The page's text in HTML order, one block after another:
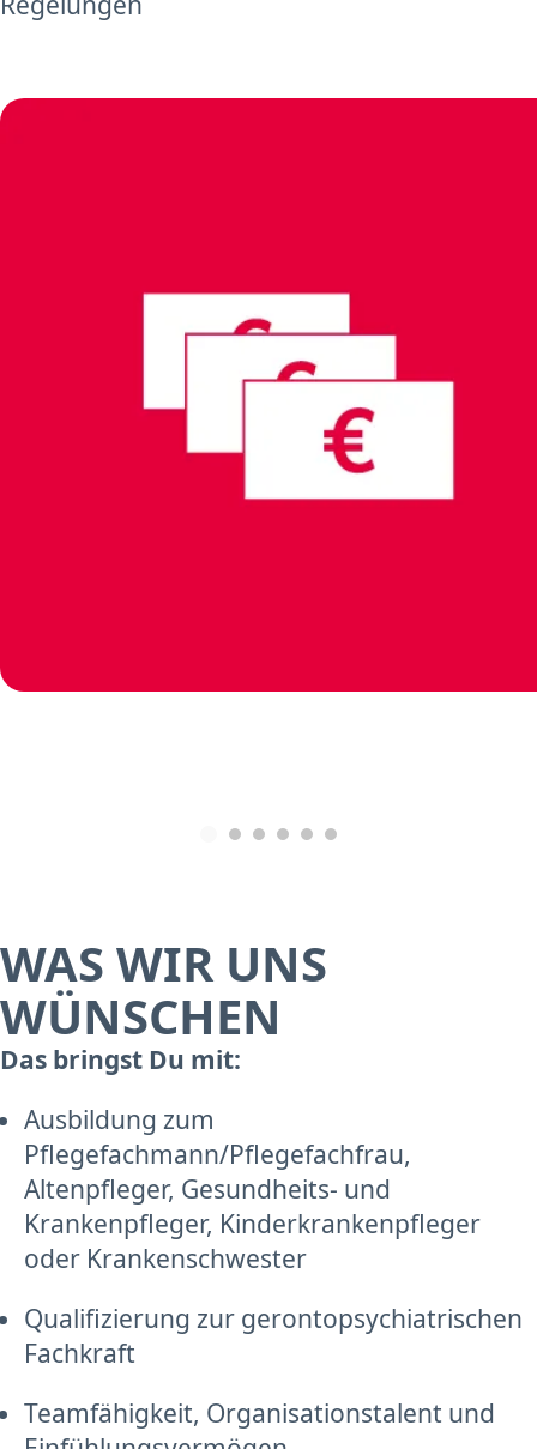
WAS WIR UNS
WÜNSCHEN
Das bringst Du mit:
Ausbildung zum
Pflegefachmann/Pflegefachfrau,
Altenpfleger, Gesundheits- und
Krankenpfleger, Kinderkrankenpfleger
oder Krankenschwester
Qualifizierung zur gerontopsychiatrischen
Fachkraft
Teamfähigkeit, Organisationstalent und